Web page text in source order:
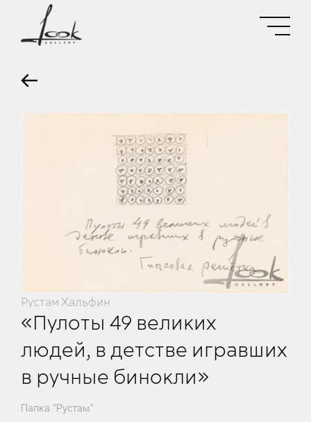
Рустам Хальфин
«Пулоты 49 великих
людей, в детстве игравших
в ручные бинокли»
Папка "Рустам"